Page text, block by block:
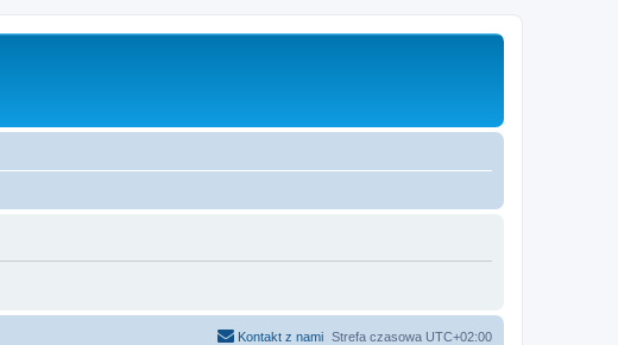
Strefa czasowa UTC+02:00
Kontakt z nami